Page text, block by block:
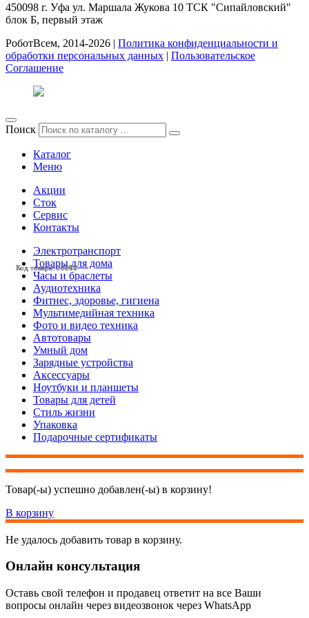
Код товара: 28208
Код товара: 28211
Код товара: 28205
Код товара: 28204
Код товара: 28203
Код товара: 28043
450098 г. Уфа ул. Маршала Жукова 10 ТСК "Сипайловский"
блок Б, первый этаж
РоботВсем, 2014-2026 | Политика конфиденциальности и
обработки персональных данных | Пользовательское
Соглашение
Поиск
Каталог
Меню
Акции
Сток
Сервис
Контакты
Электротранспорт
Товары для дома
Часы и браслеты
Аудиотехника
Фитнес, здоровье, гигиена
Мультимедийная техника
Фото и видео техника
Автотовары
Умный дом
Зарядные устройства
Аксессуары
Ноутбуки и планшеты
Товары для детей
Стиль жизни
Упаковка
Подарочные сертификаты
Товар(-ы) успешно добавлен(-ы) в корзину!
В корзину
Не удалось добавить товар в корзину.
Онлайн консультация
Оставь свой телефон и продавец ответит на все Ваши
вопросы онлайн через видеозвонок через WhatsApp